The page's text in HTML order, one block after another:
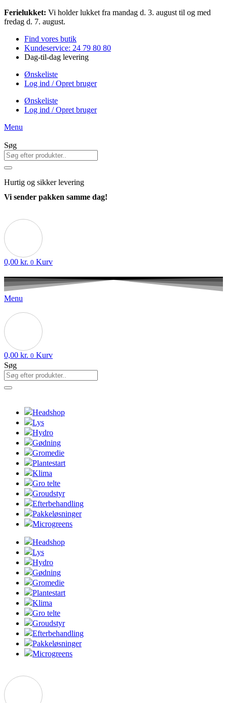
Videre
til
Ferielukket: Vi holder lukket fra mandag d. 3. august til og med
fredag d. 7. august.
Find vores butik
Kundeservice: 24 79 80 80
Dag-til-dag levering
Ønskeliste
Log ind / Opret bruger
Ønskeliste
Log ind / Opret bruger
Menu
Søg
Hurtig og sikker levering
Vi sender pakken samme dag!
0,00 kr. 0 Kurv
Menu
0,00 kr. 0 Kurv
Søg
Headshop
Lys
Hydro
Gødning
Gromedie
Plantestart
Klima
Gro telte
Groudstyr
Efterbehandling
Pakkeløsninger
Microgreens
Headshop
Lys
Hydro
Gødning
Gromedie
Plantestart
Klima
Gro telte
Groudstyr
Efterbehandling
Pakkeløsninger
Microgreens